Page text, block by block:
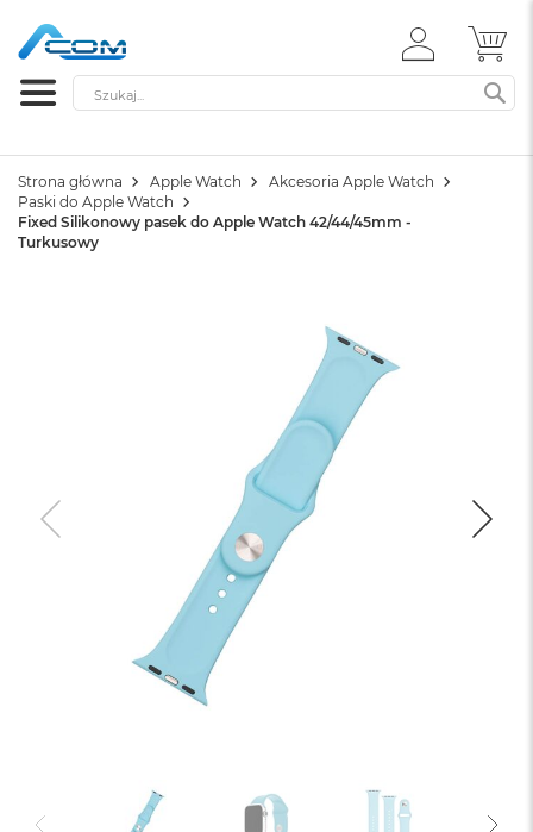
ZALOGUJ
SIĘ
Szukaj
Strona główna Apple Watch
Akcesoria Apple Watch
Paski do Apple Watch
Fixed Silikonowy pasek do Apple Watch 42/44/45mm -
Turkusowy